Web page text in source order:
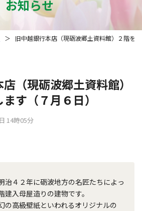
お知らせ
＞ 旧中越銀行本店（現砺波郷土資料館）２階を
（現砺波郷土資料館）
す（７月６日）
14時05分
治４２年に砺波地方の名匠たちによっ
入母屋造りの建物です。
の高級壁紙といわれるオリジナルの